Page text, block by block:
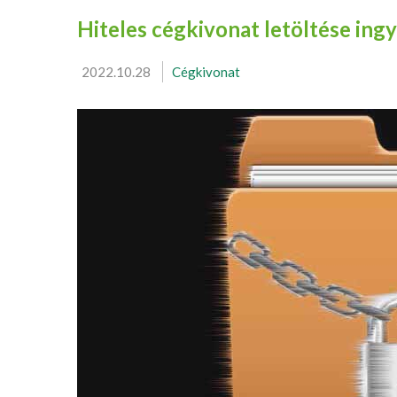
Hiteles cégkivonat letöltése
2022.10.28 Cégkivonat